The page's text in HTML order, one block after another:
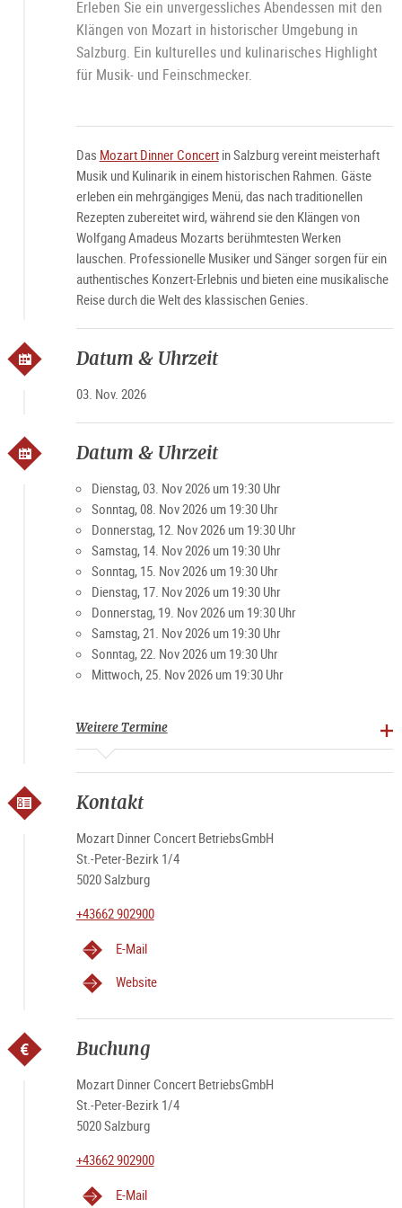
Erleben Sie ein unvergessliches Abendessen mit den
Klängen von Mozart in historischer Umgebung in
Salzburg. Ein kulturelles und kulinarisches Highlight
für Musik- und Feinschmecker.
Das Mozart Dinner Concertin Salzburg vereint meisterhaft
Musik und Kulinarik in einem historischen Rahmen. Gäste
erleben ein mehrgängiges Menü, das nach traditionellen
Rezepten zubereitet wird, während sie den Klängen von
Wolfgang Amadeus Mozarts berühmtesten Werken
lauschen. Professionelle Musiker und Sänger sorgen für ein
authentisches Konzert-Erlebnis und bieten eine musikalische
Reise durch die Welt des klassischen Genies.
Datum & Uhrzeit
03. Nov. 2026
Datum & Uhrzeit
Dienstag, 03. Nov 2026 um 19:30 Uhr
Sonntag, 08. Nov 2026 um 19:30 Uhr
Donnerstag, 12. Nov 2026 um 19:30 Uhr
Samstag, 14. Nov 2026 um 19:30 Uhr
Sonntag, 15. Nov 2026 um 19:30 Uhr
Dienstag, 17. Nov 2026 um 19:30 Uhr
Donnerstag, 19. Nov 2026 um 19:30 Uhr
Samstag, 21. Nov 2026 um 19:30 Uhr
Sonntag, 22. Nov 2026 um 19:30 Uhr
Mittwoch, 25. Nov 2026 um 19:30 Uhr
Weitere Termine
Kontakt
Mozart Dinner Concert BetriebsGmbH
St.-Peter-Bezirk 1/4
5020 Salzburg
+43662 902900
E-Mail
Website
Buchung
Mozart Dinner Concert BetriebsGmbH
St.-Peter-Bezirk 1/4
5020 Salzburg
+43662 902900
E-Mail